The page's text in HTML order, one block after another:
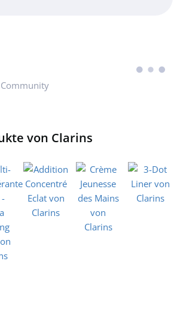
von Clarins